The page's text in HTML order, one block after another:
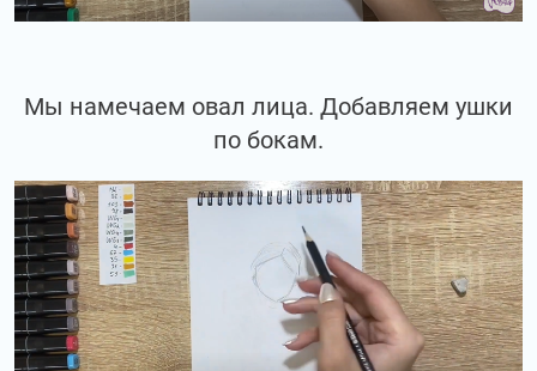
Мы намечаем овал лица. Добавляем ушки
по бокам.